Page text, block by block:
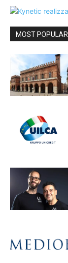
MOST POPULAR